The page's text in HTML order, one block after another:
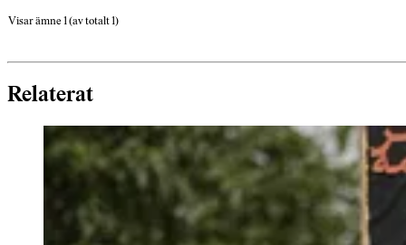
Visar ämne 1 (av totalt 1)
Relaterat